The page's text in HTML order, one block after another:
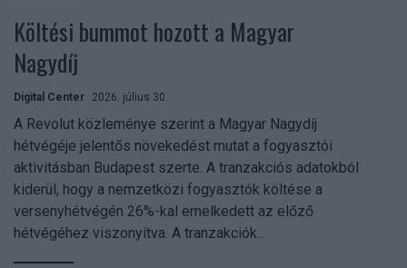
Költési bummot hozott a Magyar
Nagydíj
Digital Center 2026. július 30.
A Revolut közleménye szerint a Magyar Nagydíj
hétvégéje jelentős növekedést mutat a fogyasztói
aktivitásban Budapest szerte. A tranzakciós adatokból
kiderül, hogy a nemzetközi fogyasztók költése a
versenyhétvégén 26%-kal emelkedett az előző
hétvégéhez viszonyítva. A tranzakciók...